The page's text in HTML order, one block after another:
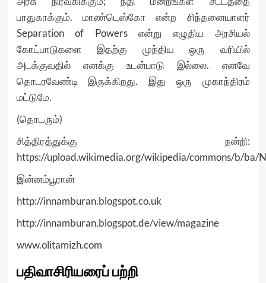
பாதுகாக்கும். மாண்டெஸ்கோ என்ற சிந்தனையாளர்
Separation of Powers என்று எழுதிய அரசியல்
கோட்பாடுகளை இதற்கு முந்திய ஒரு வரியில்
அடக்குவதில் எனக்கு உடன்பாடு இல்லை. எனவே
தொடரவேண்டி இருக்கிறது. இது ஒரு முகாந்திரம்
மட்டுமே.
(தொடரும்)
சித்திரத்துக்கு நன்றி:
https://upload.wikimedia.org/wikipedia/commons/b/ba/
இன்னம்பூரான்
http://innamburan.blogspot.co.uk
http://innamburan.blogspot.de/view/magazine
www.olitamizh.com
பதிவாசிரியரைப் பற்றி